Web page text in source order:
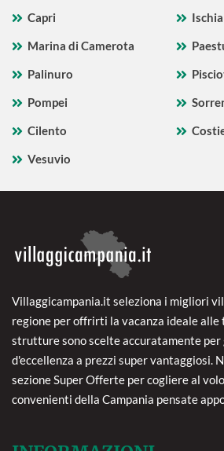
Capri
Ischia
Marina di Camerota
Palinuro
Pompei
Cilento
Vesuvio
Villaggicampania.it seleziona i migliori
regione per offrirti la vacanza ideale alle
strutture sono scelte accuratamente
d'eccellenza a prezzi super vantaggiosi.
sezione Super Offerte per cogliere al
convenienti della Campania pensate